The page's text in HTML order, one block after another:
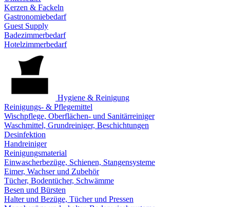
Kerzen & Fackeln
Gastronomiebedarf
Guest Supply
Badezimmerbedarf
Hotelzimmerbedarf
Hygiene & Reinigung
Reinigungs- & Pflegemittel
Wischpflege, Oberflächen- und Sanitärreiniger
Waschmittel, Grundreiniger, Beschichtungen
Desinfektion
Handreiniger
Reinigungsmaterial
Einwascherbezüge, Schienen, Stangensysteme
Eimer, Wachser und Zubehör
Tücher, Bodentücher, Schwämme
Besen und Bürsten
Halter und Bezüge, Tücher und Pressen